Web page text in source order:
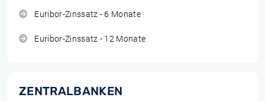
Euribor-Zinssatz - 6 Monate
Euribor-Zinssatz - 12 Monate
ZENTRALBANKEN